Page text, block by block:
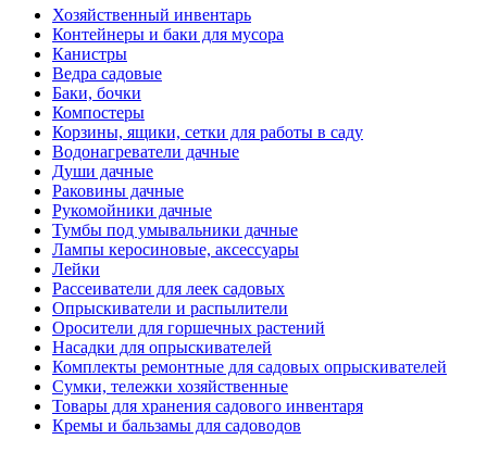
Хозяйственный инвентарь
Контейнеры и баки для мусора
Канистры
Ведра садовые
Баки, бочки
Компостеры
Корзины, ящики, сетки для работы в саду
Водонагреватели дачные
Души дачные
Раковины дачные
Рукомойники дачные
Тумбы под умывальники дачные
Лампы керосиновые, аксессуары
Лейки
Рассеиватели для леек садовых
Опрыскиватели и распылители
Оросители для горшечных растений
Насадки для опрыскивателей
Комплекты ремонтные для садовых опрыскивателей
Сумки, тележки хозяйственные
Товары для хранения садового инвентаря
Кремы и бальзамы для садоводов